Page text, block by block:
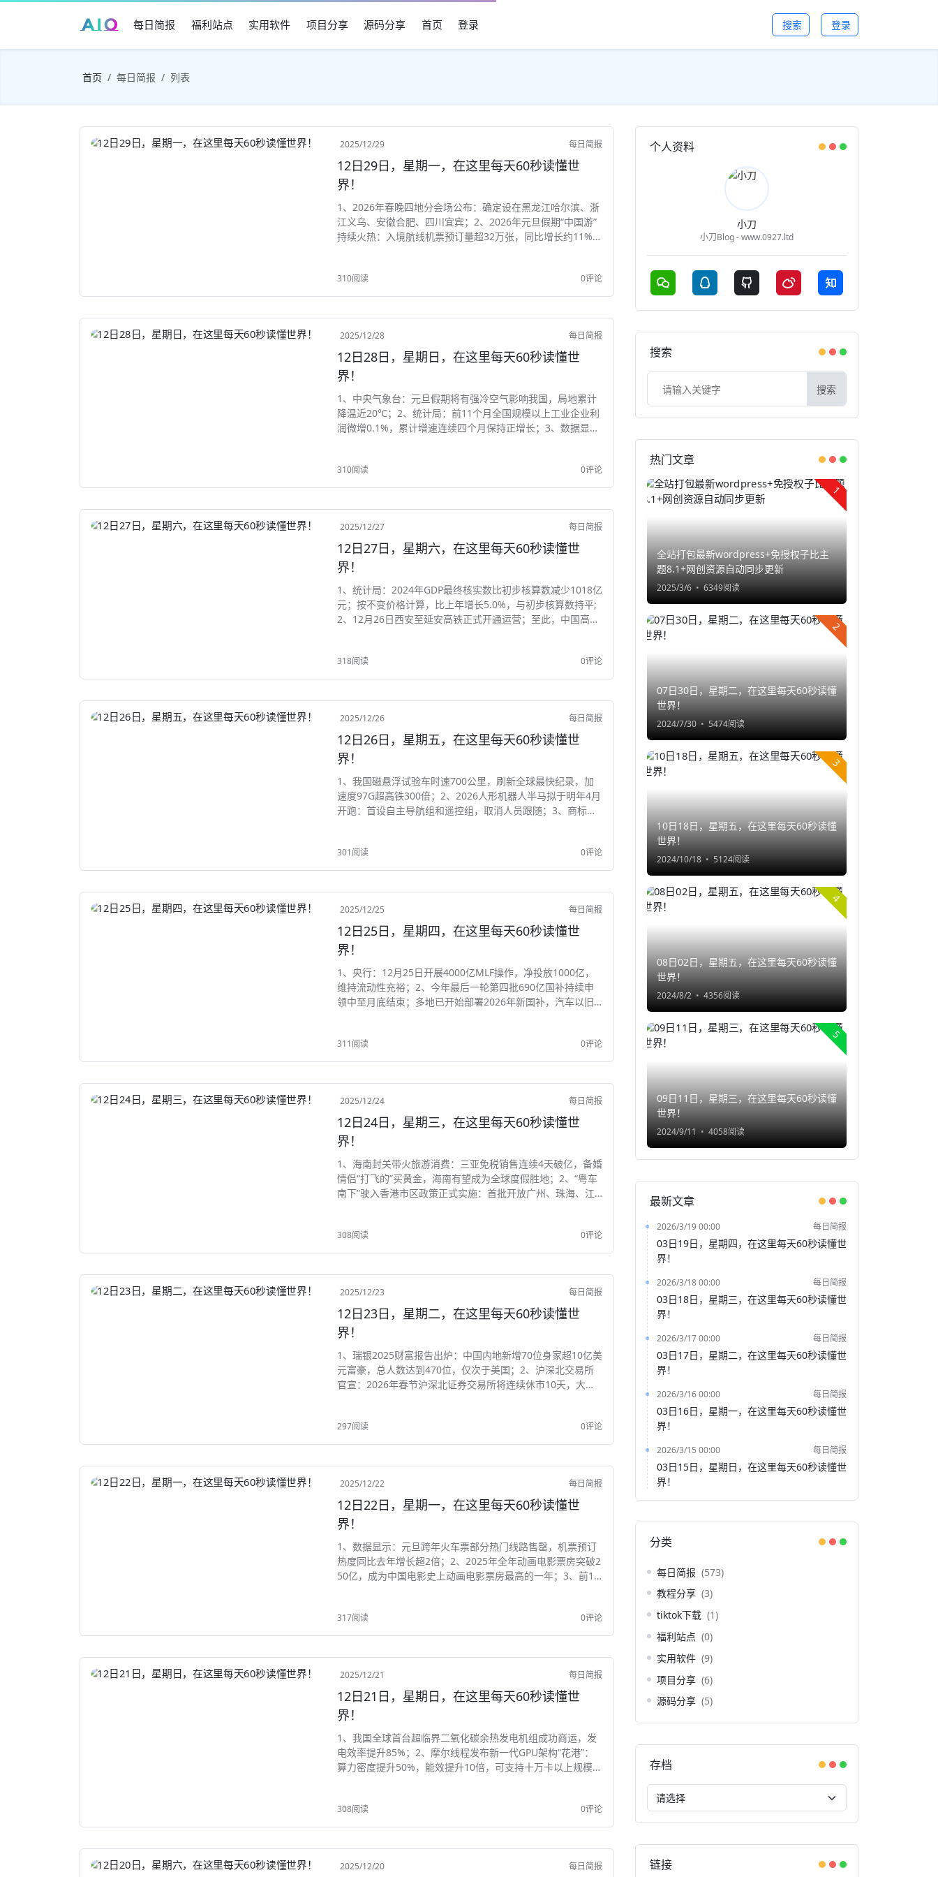
每日简报 福利站点 实用软件 项目分享 源码分享 首页 登录 搜索 登录
首页 每日简报 列表
2025/12/29 每日简报
12日29日，星期一，在这里每天60秒读懂世
界！
1、2026年春晚四地分会场公布：确定设在黑龙江哈尔滨、浙
江义乌、安徽合肥、四川宜宾；2、2026年元旦假期“中国游”
持续火热：入境航线机票预订量超32万张，同比增长约11%；
310阅读 0评论
2025/12/28 每日简报
12日28日，星期日，在这里每天60秒读懂世
界！
1、中央气象台：元旦假期将有强冷空气影响我国，局地累计
降温近20℃；2、统计局：前11个月全国规模以上工业企业利
润微增0.1%，累计增速连续四个月保持正增长；3、数据显
310阅读 0评论
2025/12/27 每日简报
12日27日，星期六，在这里每天60秒读懂世
界！
1、统计局：2024年GDP最终核实数比初步核算数减少1018亿
元；按不变价格计算，比上年增长5.0%，与初步核算数持平;
2、12月26日西安至延安高铁正式开通运营；至此，中国高铁
318阅读 0评论
2025/12/26 每日简报
12日26日，星期五，在这里每天60秒读懂世
界！
1、我国磁悬浮试验车时速700公里，刷新全球最快纪录，加
速度97G超高铁300倍；2、2026人形机器人半马拟于明年4月
开跑：首设自主导航组和遥控组，取消人员跟随；3、商标法
301阅读 0评论
2025/12/25 每日简报
12日25日，星期四，在这里每天60秒读懂世
界！
1、央行：12月25日开展4000亿MLF操作，净投放1000亿，
维持流动性充裕；2、今年最后一轮第四批690亿国补持续申
领中至月底结束；多地已开始部署2026年新国补，汽车以旧
311阅读 0评论
2025/12/24 每日简报
12日24日，星期三，在这里每天60秒读懂世
界！
1、海南封关带火旅游消费：三亚免税销售连续4天破亿，备婚
情侣“打飞的”买黄金，海南有望成为全球度假胜地；2、“粤车
南下”驶入香港市区政策正式实施：首批开放广州、珠海、江
308阅读 0评论
2025/12/23 每日简报
12日23日，星期二，在这里每天60秒读懂世
界！
1、瑞银2025财富报告出炉：中国内地新增70位身家超10亿美
元富豪，总人数达到470位，仅次于美国；2、沪深北交易所
官宣：2026年春节沪深北证券交易所将连续休市10天，大年
297阅读 0评论
2025/12/22 每日简报
12日22日，星期一，在这里每天60秒读懂世
界！
1、数据显示：元旦跨年火车票部分热门线路售罄，机票预订
热度同比去年增长超2倍；2、2025年全年动画电影票房突破2
50亿，成为中国电影史上动画电影票房最高的一年；3、前11
317阅读 0评论
2025/12/21 每日简报
12日21日，星期日，在这里每天60秒读懂世
界！
1、我国全球首台超临界二氧化碳余热发电机组成功商运，发
电效率提升85%；2、摩尔线程发布新一代GPU架构“花港”：
算力密度提升50%，能效提升10倍，可支持十万卡以上规模智
308阅读 0评论
2025/12/20 每日简报
个人资料
小刀
小刀Blog - www.0927.ltd
搜索
搜索
热门文章
1
全站打包最新wordpress+免授权子比主
题8.1+网创资源自动同步更新
2025/3/6 6349阅读
2
07日30日，星期二，在这里每天60秒读懂
世界！
2024/7/30 5474阅读
3
10日18日，星期五，在这里每天60秒读懂
世界！
2024/10/18 5124阅读
4
08日02日，星期五，在这里每天60秒读懂
世界！
2024/8/2 4356阅读
5
09日11日，星期三，在这里每天60秒读懂
世界！
2024/9/11 4058阅读
最新文章
2026/3/19 00:00 每日简报
03日19日，星期四，在这里每天60秒读懂世
界！
2026/3/18 00:00 每日简报
03日18日，星期三，在这里每天60秒读懂世
界！
2026/3/17 00:00 每日简报
03日17日，星期二，在这里每天60秒读懂世
界！
2026/3/16 00:00 每日简报
03日16日，星期一，在这里每天60秒读懂世
界！
2026/3/15 00:00 每日简报
03日15日，星期日，在这里每天60秒读懂世
界！
分类
每日简报 (573)
教程分享 (3)
tiktok下载 (1)
福利站点 (0)
实用软件 (9)
项目分享 (6)
源码分享 (5)
存档
链接